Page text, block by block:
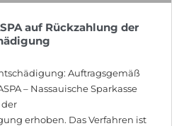
auf Rückzahlung der
Auftragsgemäß
– Nassauische Sparkasse
erhoben. Das Verfahren ist